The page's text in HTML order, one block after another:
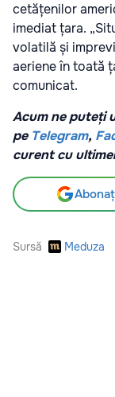
cetățenilor
imediat țara.
volatilă și
aeriene în toată
comunicat.
Acum ne puteți
pe Telegram,
curent cu
Sursă Meduza